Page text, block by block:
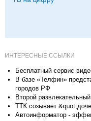
ИНТЕРЕСНЫЕ ССЫЛКИ
Бесплатный сервис
В базе «Телфин»
городов РФ
Второй развлекательный
ТТК созывает
Автоинформатор -